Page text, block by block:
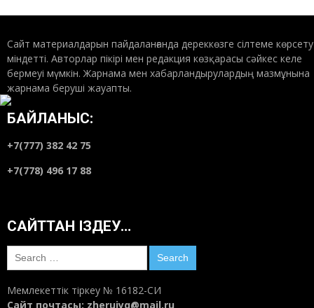
Сайт материалдарын пайдаланғанда дереккөзге сілтеме көрсету
міндетті. Авторлар пікірі мен редакция көзқарасы сәйкес келе
бермеуі мүмкін. Жарнама мен хабарландырулардың мазмұнына
жарнама беруші жауапты.
БАЙЛАНЫС:
+7(777) 382 42 75
+7(778) 496 17 88
САЙТТАН ІЗДЕУ…
Search
for:
Мемлекеттік тіркеу № 16182-СИ
Сайт почтасы: zheruiyq@mail.ru